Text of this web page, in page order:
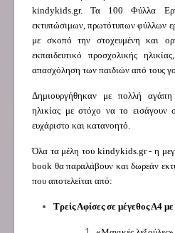
kindykids.gr. Τα 100 Φύλλα
εκτυπώσιμων, πρωτότυπων φύλλων
με σκοπό την στοχευμένη και
εκπαιδευτικό προσχολικής
απασχόληση των παιδιών από τους
Δημιουργήθηκαν με πολλή
ηλικίας με στόχο να το εισάγουν
ευχάριστο και κατανοητό.
Όλα τα μέλη του kindykids.gr - η
book θα παραλάβουν και δωρεάν
που αποτελείται από:
Τρείς Αφίσες σε μέγεθος Α4